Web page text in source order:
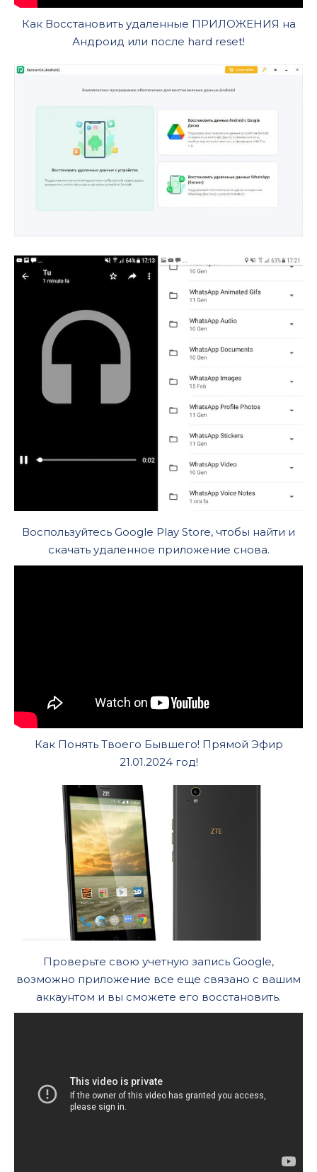
Как Восстановить удаленные ПРИЛОЖЕНИЯ на
Андроид или после hard reset!
Воспользуйтесь Google Play Store, чтобы найти и
скачать удаленное приложение снова.
Как Понять Твоего Бывшего! Прямой Эфир
21.01.2024 год!
Проверьте свою учетную запись Google,
возможно приложение все еще связано с вашим
аккаунтом и вы сможете его восстановить.